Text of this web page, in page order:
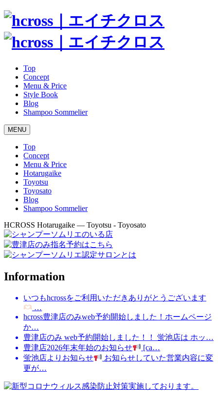
Top
Concept
Menu & Price
Style Book
Blog
Shampoo Sommelier
MENU
Top
Concept
Menu & Price
Hotarugaike
Toyotsu
Toyosato
Blog
Shampoo Sommelier
HCROSS Hotarugaike — Toyotsu - Toyosato
Information
いつもhcrossをご利用いただきありがとうございます
…
hcross豊津店のみweb予約開始しました！ホームページ
か…
豊津店のみ web予約開始しました！！ 蛍池店は ホッ…
豊津店2026年末年始のお知らせ
[ca…
蛍池店よりお知らせ
お知らせしていた営業内容に変
更が…